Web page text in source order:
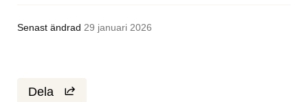
Senast ändrad 29 januari 2026
Dela